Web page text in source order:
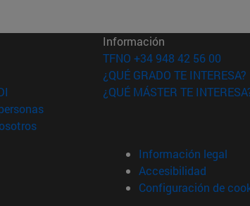
en nueva ventana)
en nueva ventana)
(abre en nueva ventana)
(abre en nueva ventana)
(abre en nueva ventana)
Información
TFNO +34 948 42 56 00
¿QUÉ GRADO TE INTERESA?
¿QUÉ MÁSTER TE
Información legal
Accesibilidad
Configuración de